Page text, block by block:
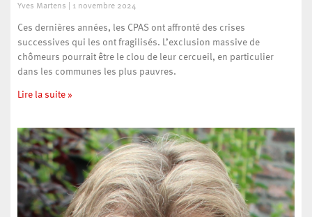
Yves Martens 1 novembre 2024
Ces dernières années, les CPAS ont affronté des crises
successives qui les ont fragilisés. L’exclusion massive de
chômeurs pourrait être le clou de leur cercueil, en particulier
dans les communes les plus pauvres.
Lire la suite »